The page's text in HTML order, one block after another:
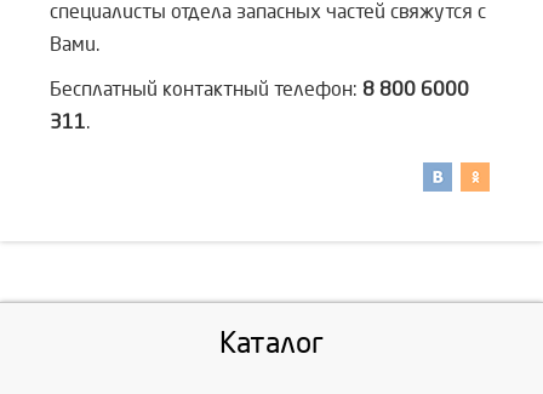
специалисты отдела запасных частей свяжутся с
Вами.
Бесплатный контактный телефон: 8 800 6000
311.
Каталог